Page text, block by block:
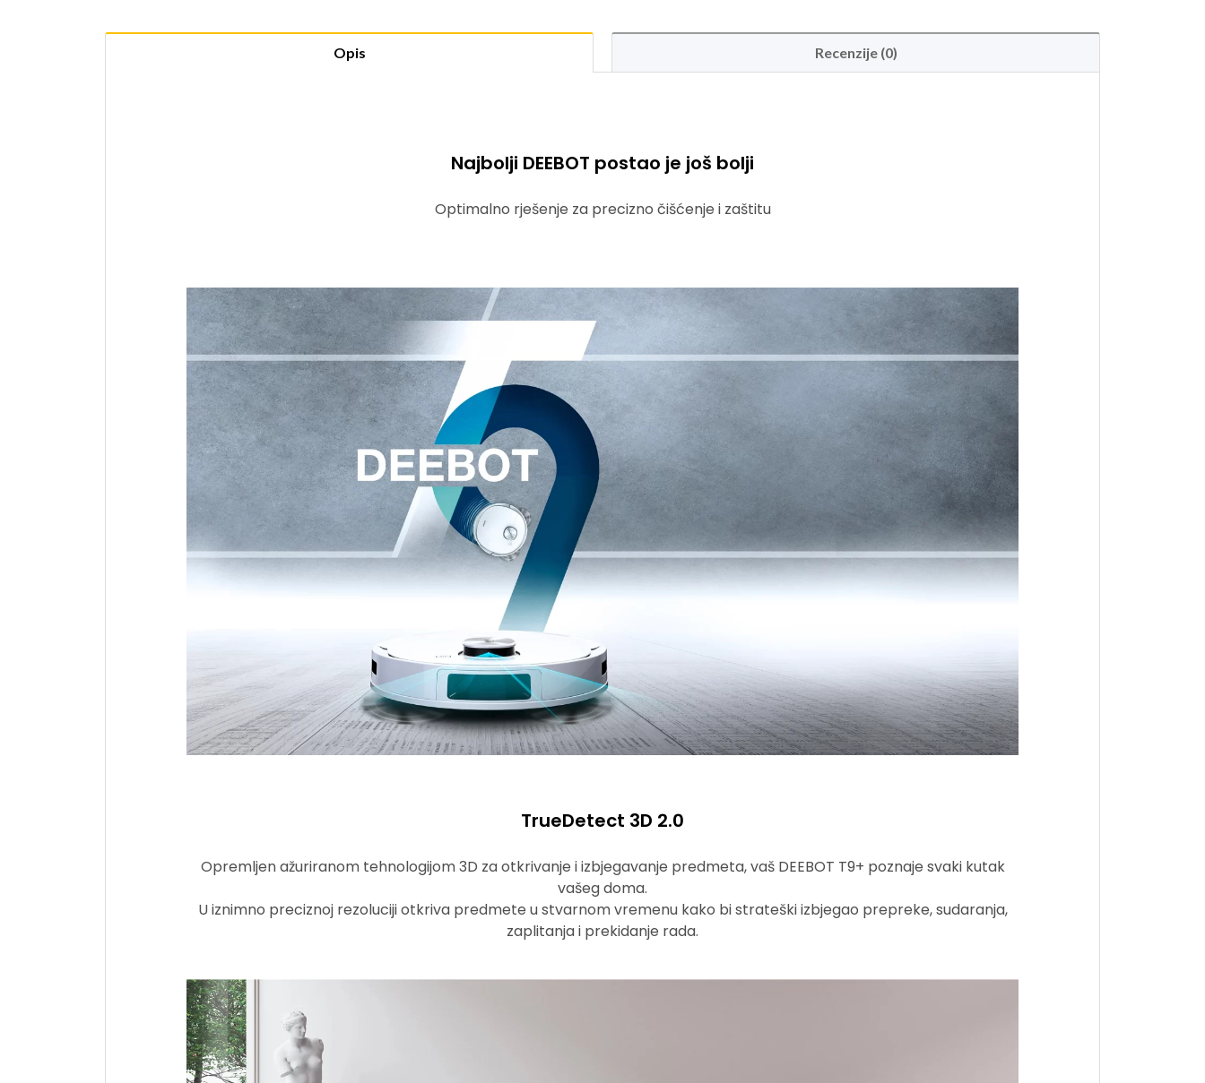
Opis Recenzije (0)
Najbolji DEEBOT postao je još bolji
Optimalno rješenje za precizno čišćenje i zaštitu
TrueDetect 3D 2.0
Opremljen ažuriranom tehnologijom 3D za otkrivanje i izbjegavanje predmeta, vaš DEEBOT T9+ poznaje svaki kutak
vašeg doma.
U iznimno preciznoj rezoluciji otkriva predmete u stvarnom vremenu kako bi strateški izbjegao prepreke, sudaranja,
zaplitanja i prekidanje rada.